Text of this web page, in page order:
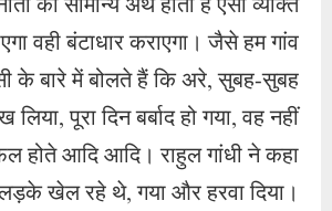
का सामान्य अर्थ होता है ऐसा व्यक्ति
वही बंटाधार कराएगा। जैसे हम गांव
के बारे में बोलते हैं कि अरे, सुबह-सुबह
पूरा दिन बर्बाद हो गया, वह नहीं
होते आदि आदि। राहुल गांधी ने कहा
खेल रहे थे, गया और हरवा दिया।